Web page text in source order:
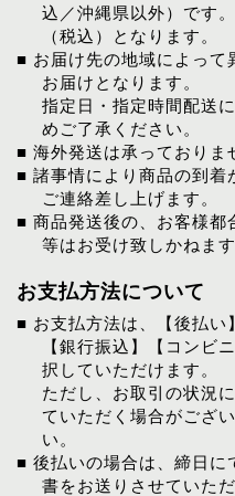
込／沖縄県以外）です
（税込）となります。
■ お届け先の地域によって
お届けとなります。
指定日・指定時間配送
めご了承ください。
■ 海外発送は承っておりま
■ 諸事情により商品の到着
ご連絡差し上げます。
■ 商品発送後の、お客様都
等はお受け致しかねます
お支払方法について
■ お支払方法は、【後払い
【銀行振込】【コンビ
択していただけます。
ただし、お取引の状況
ていただく場合がござ
い。
■ 後払いの場合は、締日に
書をお送りさせていただ